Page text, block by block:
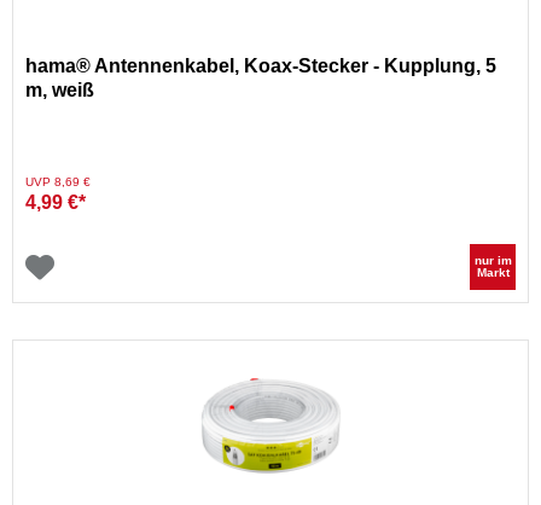
hama® Antennenkabel, Koax-Stecker - Kupplung, 5
m, weiß
Preis reduziert von
UVP 8,69 €auf
4,99 €*
nur im
Markt